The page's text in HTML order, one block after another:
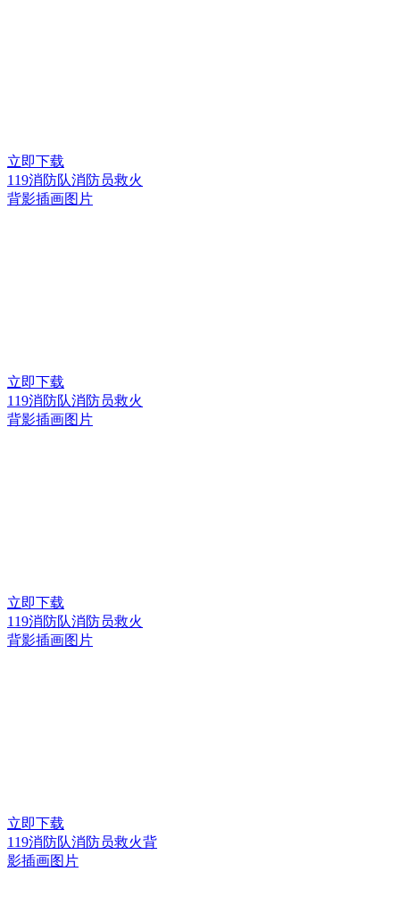
立即下载
119消防队消防员救火
背影插画图片
立即下载
119消防队消防员救火
背影插画图片
立即下载
119消防队消防员救火
背影插画图片
立即下载
119消防队消防员救火背
影插画图片